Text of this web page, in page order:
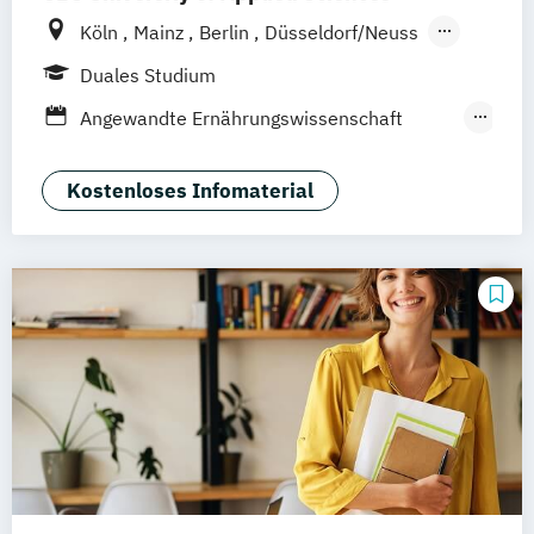
Köln Mainz Berlin
Düsseldorf/Neuss
Solingen
Hamburg
Duales Studium
Angewandte Ernährungswissenschaft
Angewandte Sportwissenschaft (dual)
Dentalhygiene und
Physician Assistance Studium ohne
Vorausbildung (dual)
Physician Assistance mit Vorausbildung
(dual)
Kostenloses Infomaterial